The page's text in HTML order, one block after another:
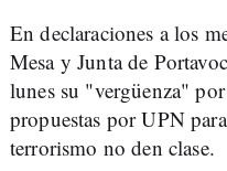
En declaraciones a los
Mesa y Junta de
lunes su "vergüenza"
propuestas por UPN
terrorismo no den clase.